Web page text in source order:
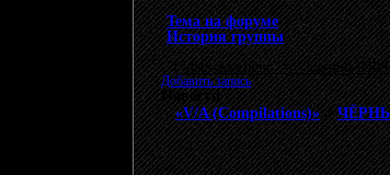
Тема на форуме
История группы
{"data-ad-client" => "ca-pub-
Добавить запись
Новости
«V/A (Compilations)»>